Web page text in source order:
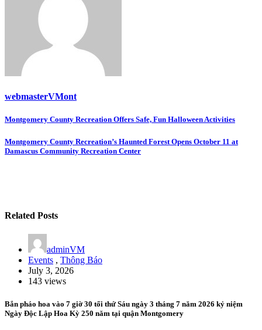
webmasterVMont
Post
navigation
Montgomery County Recreation Offers Safe, Fun Halloween Activities
Montgomery County Recreation’s Haunted Forest Opens October 11 at
Damascus Community Recreation Center
Related Posts
adminVM
Events , Thông Báo
July 3, 2026
143 views
Bắn pháo hoa vào 7 giờ 30 tối thứ Sáu ngày 3 tháng 7 năm 2026 kỷ niệm
Ngày Độc Lập Hoa Kỳ 250 năm tại quận Montgomery